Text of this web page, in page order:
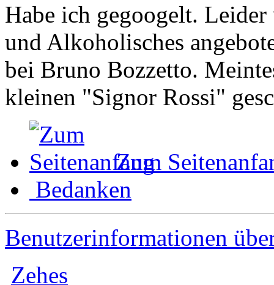
Habe ich gegoogelt.
und Alkoholisches
bei Bruno Bozzetto.
kleinen "Signor Rossi"
Zum
Bedanken
Benutzerinformationen
Zehes